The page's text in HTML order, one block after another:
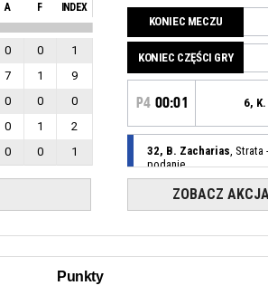
A F INDEX
0 0
1
7 1
9
0 0
0
0 1
2
0 0 1
KONIEC MECZU
KONIEC CZĘŚCI GRY
P4 00:01 6,
32, B. Zacharias, Strata
podanie
00:02 32, D.
32, D.
MKS
ZOBACZ
Punkty